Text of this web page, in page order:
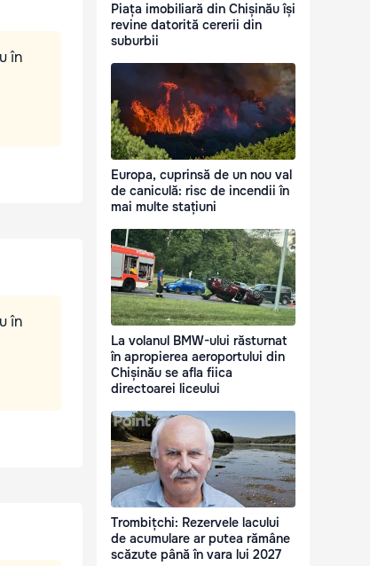
în
în
Piața imobiliară din Chișinău își
revine datorită cererii din
suburbii
Europa, cuprinsă de un nou val
de caniculă: risc de incendii în
mai multe stațiuni
La volanul BMW-ului răsturnat
în apropierea aeroportului din
Chișinău se afla fiica
directoarei liceului
Trombițchi: Rezervele lacului
de acumulare ar putea rămâne
scăzute până în vara lui 2027